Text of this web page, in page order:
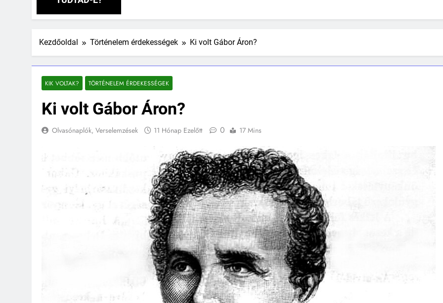
Kezdőoldal Történelem érdekességek Ki volt Gábor Áron?
KIK VOLTAK? TÖRTÉNELEM ÉRDEKESSÉGEK
Ki volt Gábor Áron?
Olvasónaplók, Verselemzések 11 Hónap Ezelőtt 0 17 Mins